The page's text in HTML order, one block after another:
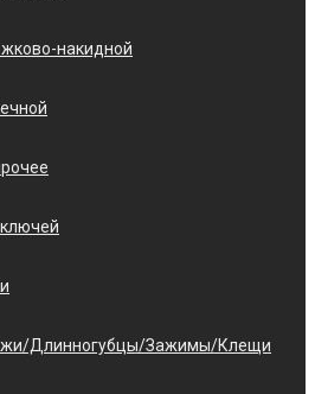
накидной
Длинногубцы/Зажимы/Клещи